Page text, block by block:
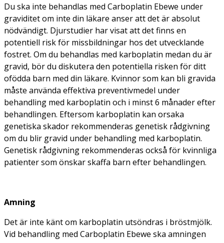
Du ska inte behandlas med Carboplatin Ebewe under
graviditet om inte din läkare anser att det är absolut
nödvändigt. Djurstudier har visat att det finns en
potentiell risk för missbildningar hos det utvecklande
fostret. Om du behandlas med karboplatin medan du är
gravid, bör du diskutera den potentiella risken för ditt
ofödda barn med din läkare. Kvinnor som kan bli gravida
måste använda effektiva preventivmedel under
behandling med karboplatin och i minst 6 månader efter
behandlingen. Eftersom karboplatin kan orsaka
genetiska skador rekommenderas genetisk rådgivning
om du blir gravid under behandling med karboplatin.
Genetisk rådgivning rekommenderas också för kvinnliga
patienter som önskar skaffa barn efter behandlingen.
Amning
Det är inte känt om karboplatin utsöndras i bröstmjölk.
Vid behandling med Carboplatin Ebewe ska amningen